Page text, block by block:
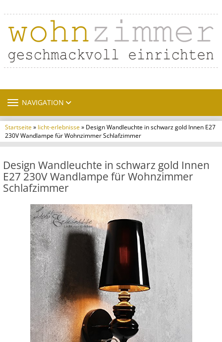
TOGGLE NAVIGATION
NAVIGATION
Startseite» licht-erlebnisse» Design Wandleuchte in schwarz gold Innen E27
230V Wandlampe für Wohnzimmer Schlafzimmer
Design Wandleuchte in schwarz gold Innen
E27 230V Wandlampe für Wohnzimmer
Schlafzimmer